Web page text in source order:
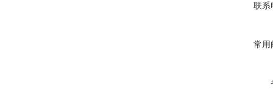
联系
常用